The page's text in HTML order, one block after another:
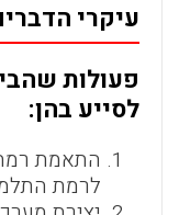
עיקרי
פעולות
לסייע בהן:
התאמת
לרמת